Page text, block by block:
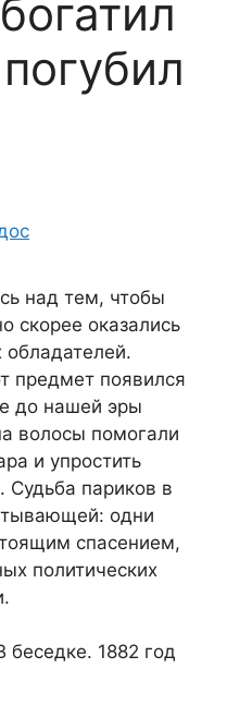
над тем, чтобы
скорее оказались
обладателей.
предмет появился
до нашей эры
волосы помогали
и упростить
Судьба париков в
одни
спасением,
политических
1882 год